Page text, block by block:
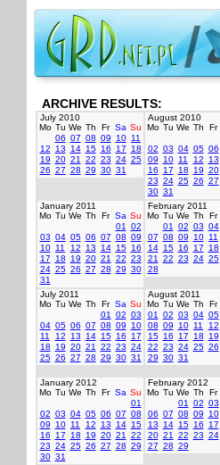
ARCHIVE RESULTS:
July 2010
Mo Tu We Th Fr Sa Su
06 07 08 09 10 11
12
13 14 15 16 17
18
19 20 21 22 23 24 25
26 27 28 29 30 31
August 2010
Mo Tu We Th Fr
02 03 04 05 06
09
10 11 12 13
16
17 18 19 20
23 24 25 26 27
30 31
January 2011
Mo Tu We Th Fr Sa Su
01
02
03 04 05 06 07 08 09
10 11 12 13 14 15 16
17
18 19 20 21 22 23
24 25 26 27 28 29 30
31
February 2011
Mo Tu We Th Fr
01
02 03 04
07 08 09 10 11
14 15 16 17 18
21
22 23 24 25
28
July 2011
Mo Tu We Th Fr Sa Su
01
02 03
04 05 06 07 08 09
10
11
12 13 14 15 16
17
18
19 20 21 22 23 24
25 26 27 28 29 30 31
August 2011
Mo Tu We Th Fr
01
02 03 04 05
08 09 10 11 12
15 16 17 18 19
22 23 24 25 26
29 30 31
January 2012
Mo Tu We Th Fr Sa Su
01
02 03 04 05 06 07 08
09
10 11 12 13 14 15
16
17 18 19 20 21
22
23 24 25 26 27 28 29
30 31
February 2012
Mo Tu We Th Fr
01
02 03
06 07 08 09 10
13
14 15 16 17
20 21 22 23 24
27 28 29